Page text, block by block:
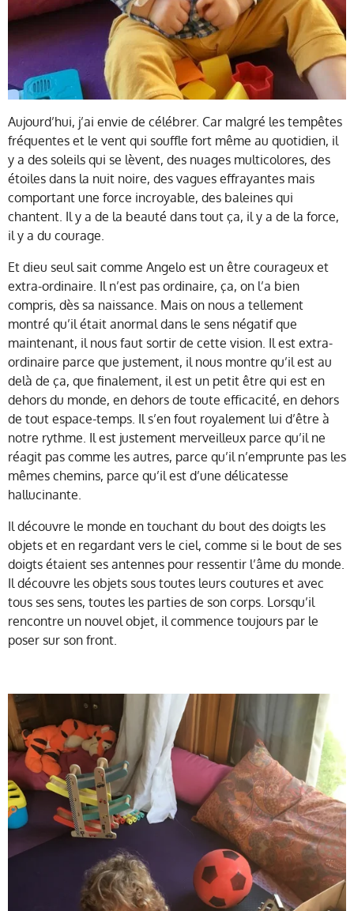
Aujourd’hui, j’ai envie de célébrer. Car malgré les tempêtes
fréquentes et le vent qui souffle fort même au quotidien, il
y a des soleils qui se lèvent, des nuages multicolores, des
étoiles dans la nuit noire, des vagues effrayantes mais
comportant une force incroyable, des baleines qui
chantent. Il y a de la beauté dans tout ça, il y a de la force,
il y a du courage.
Et dieu seul sait comme Angelo est un être courageux et
extra-ordinaire. Il n’est pas ordinaire, ça, on l’a bien
compris, dès sa naissance. Mais on nous a tellement
montré qu’il était anormal dans le sens négatif que
maintenant, il nous faut sortir de cette vision. Il est extra-
ordinaire parce que justement, il nous montre qu’il est au
delà de ça, que finalement, il est un petit être qui est en
dehors du monde, en dehors de toute efficacité, en dehors
de tout espace-temps. Il s’en fout royalement lui d’être à
notre rythme. Il est justement merveilleux parce qu’il ne
réagit pas comme les autres, parce qu’il n’emprunte pas les
mêmes chemins, parce qu’il est d’une délicatesse
hallucinante.
Il découvre le monde en touchant du bout des doigts les
objets et en regardant vers le ciel, comme si le bout de ses
doigts étaient ses antennes pour ressentir l’âme du monde.
Il découvre les objets sous toutes leurs coutures et avec
tous ses sens, toutes les parties de son corps. Lorsqu’il
rencontre un nouvel objet, il commence toujours par le
poser sur son front.